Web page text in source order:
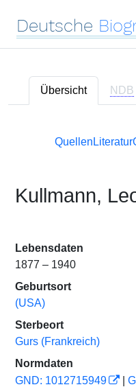
Deutsche
Übersicht NDB
Quellen Literatur
Kullmann,
Lebensdaten
1877 – 1940
Geburtsort
(USA)
Sterbeort
Gurs (Frankreich)
Normdaten
GND: 1012715949